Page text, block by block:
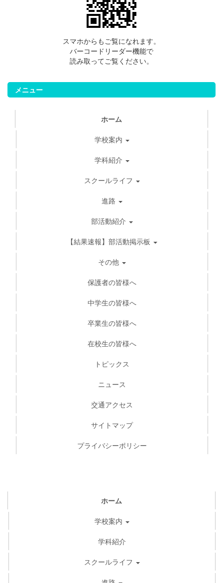
スマホからもご覧になれます。
バーコードリーダー機能で
読み取ってご覧ください。
メニュー
ホーム
学校案内
学科紹介
スクールライフ
進路
部活動紹介
【結果速報】部活動掲示板
その他
保護者の皆様へ
中学生の皆様へ
卒業生の皆様へ
在校生の皆様へ
トピックス
ニュース
交通アクセス
サイトマップ
プライバシーポリシー
ホーム
学校案内
学科紹介
スクールライフ